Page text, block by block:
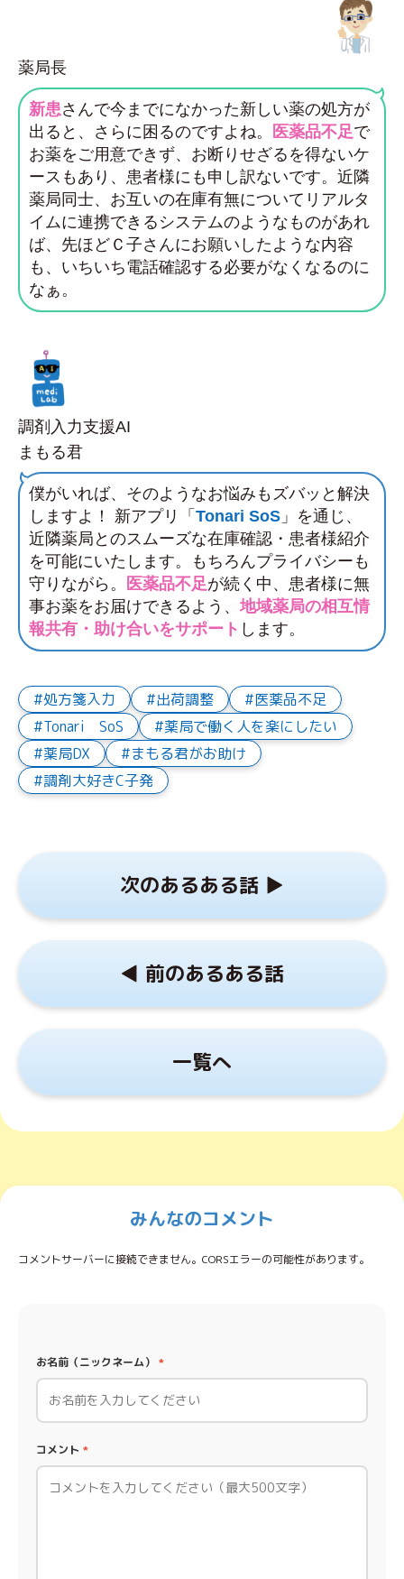
薬局長
新患さんで今までになかった新しい薬の処方が
出ると、さらに困るのですよね。
医薬品不足で
お薬をご用意できず、お断りせざるを得ないケ
ースもあり、患者様にも申し訳ないです。近隣
薬局同士、お互いの在庫有無についてリアルタ
イムに連携できるシステムのようなものがあれ
ば、先ほどＣ子さんにお願いしたような内容
も、いちいち電話確認する必要がなくなるのに
なぁ。
調剤入力支援AI
まもる君
僕がいれば、そのようなお悩みもズバッと解決
しますよ！ 新アプリ「 Tonari SoS 」を通じ、
近隣薬局とのスムーズな在庫確認・患者様紹介
を可能にいたします。もちろんプライバシーも
守りながら。
医薬品不足が続く中、患者様に無
事お薬をお届けできるよう、 地域薬局の相互情
報共有・助け合いをサポート します。
処方箋入力 出荷調整
医薬品不足
Tonari SoS
薬局で働く人を楽にしたい
薬局DX
まもる君がお助け
調剤大好きC子発
次のあるある話 ▶︎
◀︎ 前のあるある話
一覧へ
みんなのコメント
コメントサーバーに接続できません。CORSエラーの可能性があります。
お名前（ニックネーム） *
コメント *